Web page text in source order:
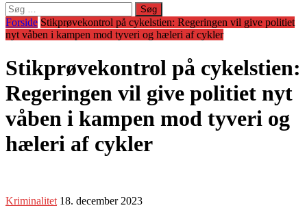
Søg
efter:
Forside Stikprøvekontrol på cykelstien: Regeringen vil give politiet
nyt våben i kampen mod tyveri og hæleri af cykler
Stikprøvekontrol på cykelstien:
Regeringen vil give politiet nyt
våben i kampen mod tyveri og
hæleri af cykler
Kriminalitet 18. december 2023